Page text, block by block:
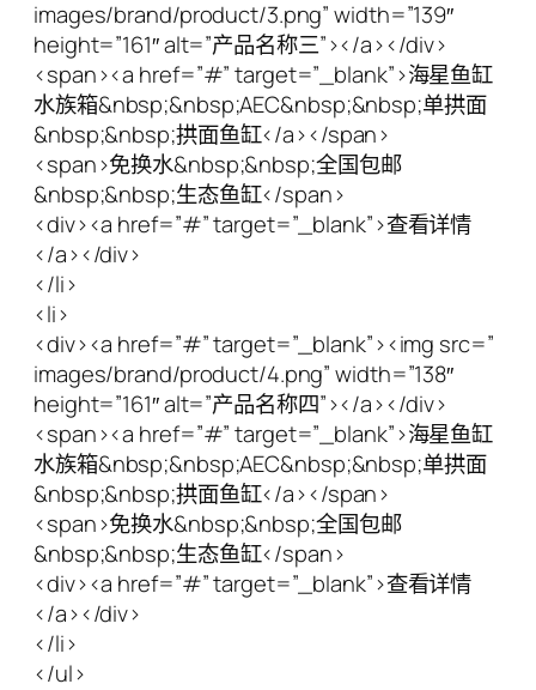
images/brand/product/3.png” width=”139″
height=”161″ alt=”产品名称三”></a></div>
<span><a href=”#” target=”_blank”>海星鱼缸
水族箱&nbsp;&nbsp;AEC&nbsp;&nbsp;单拱面
&nbsp;&nbsp;拱面鱼缸</a></span>
<span>免换水&nbsp;&nbsp;全国包邮
&nbsp;&nbsp;生态鱼缸</span>
<div><a href=”#” target=”_blank”>查看详情
</a></div>
</li>
<li>
<div><a href=”#” target=”_blank”><img src=”
images/brand/product/4.png” width=”138″
height=”161″ alt=”产品名称四”></a></div>
<span><a href=”#” target=”_blank”>海星鱼缸
水族箱&nbsp;&nbsp;AEC&nbsp;&nbsp;单拱面
&nbsp;&nbsp;拱面鱼缸</a></span>
<span>免换水&nbsp;&nbsp;全国包邮
&nbsp;&nbsp;生态鱼缸</span>
<div><a href=”#” target=”_blank”>查看详情
</a></div>
</li>
</ul>